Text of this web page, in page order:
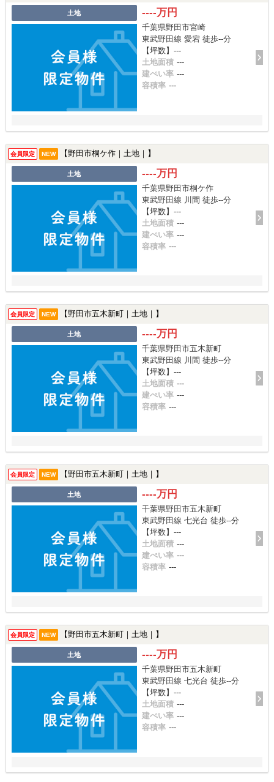
土地 ----万円
千葉県野田市宮崎
東武野田線 愛宕 徒歩--分
【坪数】---
土地面積 ---
建ぺい率 ---
容積率 ---
会員限定 NEW 【野田市桐ケ作｜土地｜】
土地 ----万円
千葉県野田市桐ケ作
東武野田線 川間 徒歩--分
【坪数】---
土地面積 ---
建ぺい率 ---
容積率 ---
会員限定 NEW 【野田市五木新町｜土地｜】
土地 ----万円
千葉県野田市五木新町
東武野田線 川間 徒歩--分
【坪数】---
土地面積 ---
建ぺい率 ---
容積率 ---
会員限定 NEW 【野田市五木新町｜土地｜】
土地 ----万円
千葉県野田市五木新町
東武野田線 七光台 徒歩--分
【坪数】---
土地面積 ---
建ぺい率 ---
容積率 ---
会員限定 NEW 【野田市五木新町｜土地｜】
土地 ----万円
千葉県野田市五木新町
東武野田線 七光台 徒歩--分
【坪数】---
土地面積 ---
建ぺい率 ---
容積率 ---